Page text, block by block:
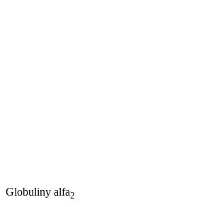
Globuliny alfa2